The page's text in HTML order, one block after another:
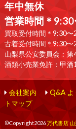
年中無休
営業時間＊
買取受付時間＊9:30〜
古着受付時間＊9:30〜
山梨県公安委員会：
酒類小売業免許：甲酒
会社案内 Q&A よ
トマップ
©Copyright2026万代書店